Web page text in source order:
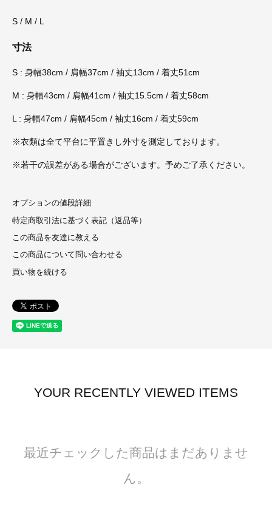
S / M / L
寸法
S : 身幅38cm / 肩幅37cm / 袖丈13cm / 着丈51cm
M : 身幅43cm / 肩幅41cm / 袖丈15.5cm / 着丈58cm
L : 身幅47cm / 肩幅45cm / 袖丈16cm / 着丈59cm
※衣類は全て平台に平置きし外寸を測定しております。
※若干の誤差がある場合がございます。予めご了承ください。
オプションの値段詳細
特定商取引法に基づく表記（返品等）
この商品を友達に教える
この商品について問い合わせる
買い物を続ける
YOUR RECENTLY VIEWED ITEMS
最近チェックした商品はまだありませ
ん。